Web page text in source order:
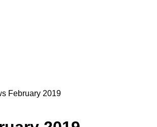
February 2019